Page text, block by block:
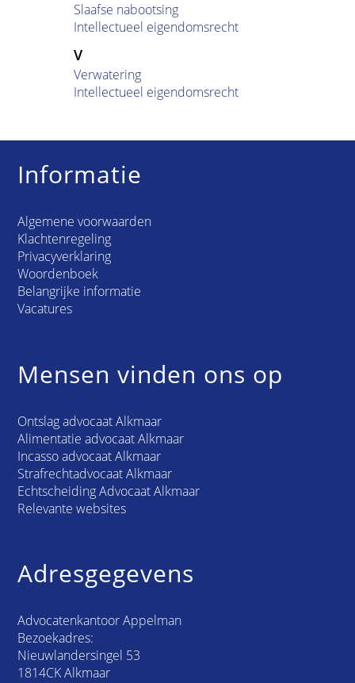
Slaafse nabootsing
Intellectueel eigendomsrecht
V
Verwatering
Intellectueel eigendomsrecht
Informatie
Algemene voorwaarden
Klachtenregeling
Privacyverklaring
Woordenboek
Belangrijke informatie
Vacatures
Mensen vinden ons op
Ontslag advocaat Alkmaar
Alimentatie advocaat Alkmaar
Incasso advocaat Alkmaar
Strafrechtadvocaat Alkmaar
Echtscheiding Advocaat Alkmaar
Relevante websites
Adresgegevens
Advocatenkantoor Appelman
Bezoekadres:
Nieuwlandersingel 53
1814CK Alkmaar